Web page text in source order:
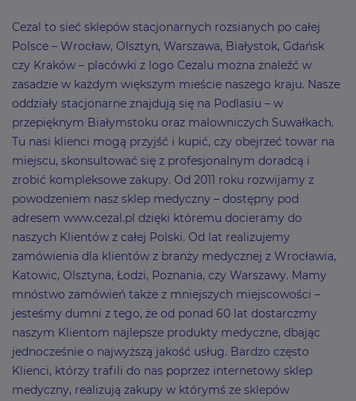
Cezal to sieć sklepów stacjonarnych rozsianych po całej
Polsce – Wrocław, Olsztyn, Warszawa, Białystok, Gdańsk
czy Kraków – placówki z logo Cezalu można znaleźć w
zasadzie w każdym większym mieście naszego kraju. Nasze
oddziały stacjonarne znajdują się na Podlasiu – w
przepięknym Białymstoku oraz malowniczych Suwałkach.
Tu nasi klienci mogą przyjść i kupić, czy obejrzeć towar na
miejscu, skonsultować się z profesjonalnym doradcą i
zrobić kompleksowe zakupy. Od 2011 roku rozwijamy z
powodzeniem nasz sklep medyczny – dostępny pod
adresem www.cezal.pl dzięki któremu docieramy do
naszych Klientów z całej Polski. Od lat realizujemy
zamówienia dla klientów z branży medycznej z Wrocławia,
Katowic, Olsztyna, Łodzi, Poznania, czy Warszawy. Mamy
mnóstwo zamówień także z mniejszych miejscowości –
jesteśmy dumni z tego, że od ponad 60 lat dostarczmy
naszym Klientom najlepsze produkty medyczne, dbając
jednocześnie o najwyższą jakość usług. Bardzo często
Klienci, którzy trafili do nas poprzez internetowy sklep
medyczny, realizują zakupy w którymś ze sklepów